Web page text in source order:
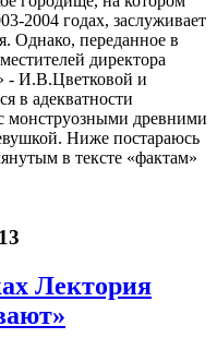
2004 годах, заслуживает
Однако, переданное в
директора
- И.В.Цветковой и
в адекватности
монструозными древними
Ниже постараюсь
в тексте «фактам»
Лектория